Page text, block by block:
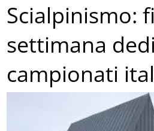
Scialpinismo:
settimana
campionati